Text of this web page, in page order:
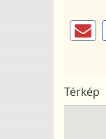
Térkép